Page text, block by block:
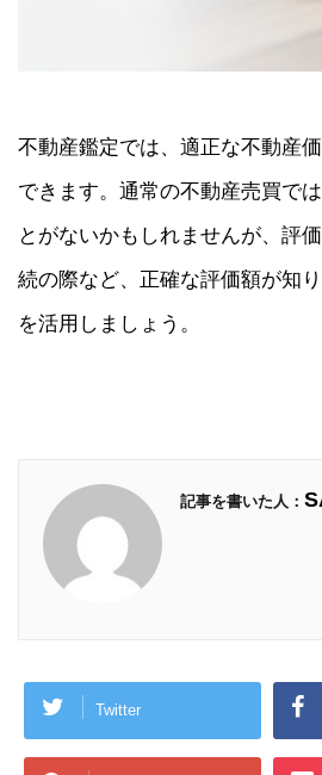
不動産鑑定では、適正な不動産
できます。通常の不動産売買で
とがないかもしれませんが、評
続の際など、正確な評価額が知
を活用しましょう。
記事を書いた人：
Twitter